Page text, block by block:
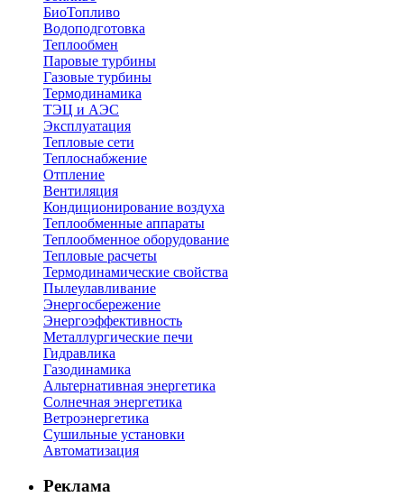
БиоТопливо
Водоподготовка
Теплообмен
Паровые турбины
Газовые турбины
Термодинамика
ТЭЦ и АЭС
Эксплуатация
Тепловые сети
Теплоснабжение
Отпление
Вентиляция
Кондиционирование воздуха
Теплообменные аппараты
Теплообменное оборудование
Тепловые расчеты
Термодинамические свойства
Пылеулавливание
Энергосбережение
Энергоэффективность
Металлургические печи
Гидравлика
Газодинамика
Альтернативная энергетика
Солнечная энергетика
Ветроэнергетика
Сушильные установки
Автоматизация
Реклама